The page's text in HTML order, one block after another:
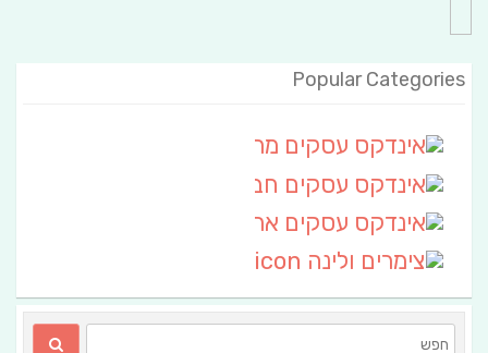
Popular Categories